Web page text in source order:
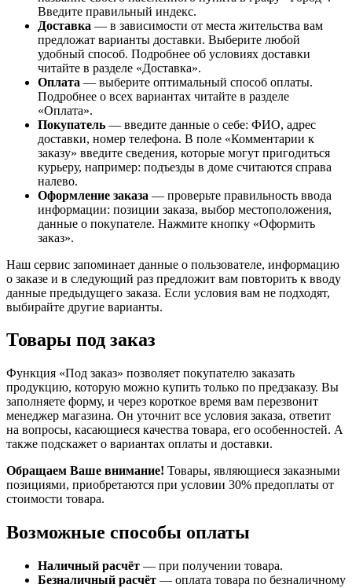
Введите правильный индекс.
Доставка — в зависимости от места жительства вам
предложат варианты доставки. Выберите любой
удобный способ. Подробнее об условиях доставки
читайте в разделе «Доставка».
Оплата — выберите оптимальный способ оплаты.
Подробнее о всех вариантах читайте в разделе
«Оплата».
Покупатель — введите данные о себе: ФИО, адрес
доставки, номер телефона. В поле «Комментарии к
заказу» введите сведения, которые могут пригодиться
курьеру, например: подъезды в доме считаются справа
налево.
Оформление заказа — проверьте правильность ввода
информации: позиции заказа, выбор местоположения,
данные о покупателе. Нажмите кнопку «Оформить
заказ».
Наш сервис запоминает данные о пользователе, информацию
о заказе и в следующий раз предложит вам повторить к вводу
данные предыдущего заказа. Если условия вам не подходят,
выбирайте другие варианты.
Товары под заказ
Функция «Под заказ» позволяет покупателю заказать
продукцию, которую можно купить только по предзаказу. Вы
заполняете форму, и через короткое время вам перезвонит
менеджер магазина. Он уточнит все условия заказа, ответит
на вопросы, касающиеся качества товара, его особенностей. А
также подскажет о вариантах оплаты и доставки.
Обращаем Ваше внимание! Товары, являющиеся заказными
позициями, приобретаются при условии 30% предоплаты от
стоимости товара.
Возможные способы оплаты
Наличный расчёт — при получении товара.
Безналичный расчёт — оплата товара по безналичному